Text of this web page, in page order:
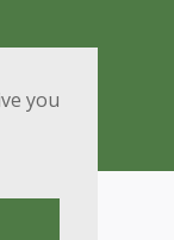
you
Kar
3.